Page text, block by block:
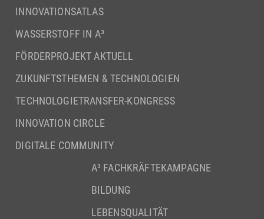
INNOVATIONSATLAS
WASSERSTOFF IN A³
FÖRDERPROJEKT AKTUELL
ZUKUNFTSTHEMEN & TECHNOLOGIEN
TECHNOLOGIETRANSFER-KONGRESS
INNOVATION CIRCLE
DIGITALE COMMUNITY
A³ FACHKRÄFTEKAMPAGNE
BILDUNG
LEBENSQUALITÄT